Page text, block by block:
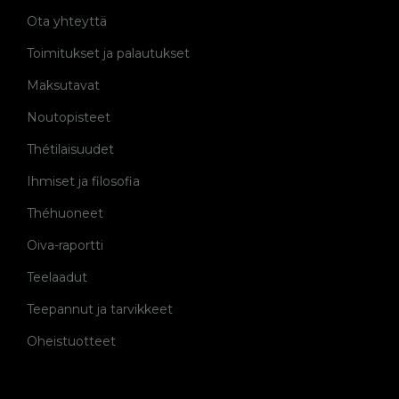
Ota yhteyttä
Toimitukset ja palautukset
Maksutavat
Noutopisteet
Thétilaisuudet
Ihmiset ja filosofia
Théhuoneet
Oiva-raportti
Teelaadut
Teepannut ja tarvikkeet
Oheistuotteet